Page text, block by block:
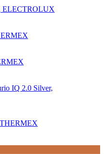
ELECTROLUX
IQ 2.0 Silver,